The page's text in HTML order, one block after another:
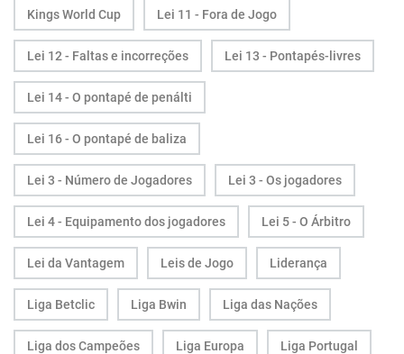
Kings World Cup Lei 11 - Fora de Jogo
Lei 12 - Faltas e incorreções Lei 13 - Pontapés-livres
Lei 14 - O pontapé de penálti
Lei 16 - O pontapé de baliza
Lei 3 - Número de Jogadores Lei 3 - Os jogadores
Lei 4 - Equipamento dos jogadores Lei 5 - O Árbitro
Lei da Vantagem Leis de Jogo Liderança
Liga Betclic Liga Bwin Liga das Nações
Liga dos Campeões Liga Europa Liga Portugal